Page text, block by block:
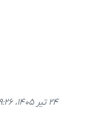
۲۴ تیر ۱۴۰۵، ۰۹:۲۶